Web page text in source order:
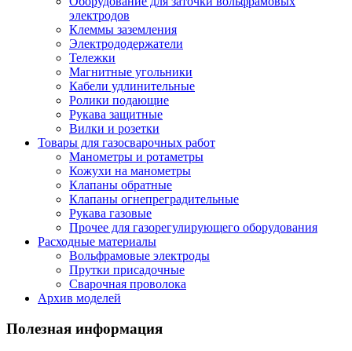
электродов
Клеммы заземления
Электрододержатели
Тележки
Магнитные угольники
Кабели удлинительные
Ролики подающие
Рукава защитные
Вилки и розетки
Товары для газосварочных работ
Манометры и ротаметры
Кожухи на манометры
Клапаны обратные
Клапаны огнепреградительные
Рукава газовые
Прочее для газорегулирующего оборудования
Расходные материалы
Вольфрамовые электроды
Прутки присадочные
Сварочная проволока
Архив моделей
Полезная информация